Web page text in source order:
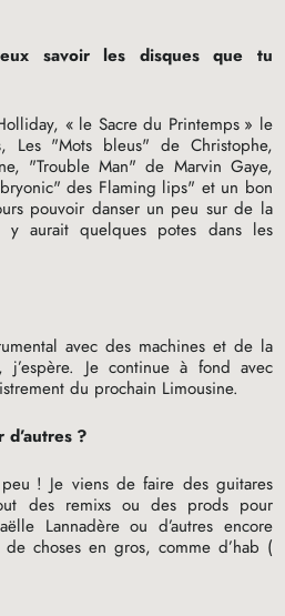
savoir les disques que tu
« le Sacre du Printemps » le
Les "Mots bleus" de Christophe,
"Trouble Man" de Marvin Gaye,
des Flaming lips" et un bon
pouvoir danser un peu sur de la
aurait quelques potes dans les
avec des machines et de la
Je continue à fond avec
du prochain Limousine.
?
! Je viens de faire des guitares
des remixs ou des prods pour
Lannadère ou d’autres encore
choses en gros, comme d’hab (